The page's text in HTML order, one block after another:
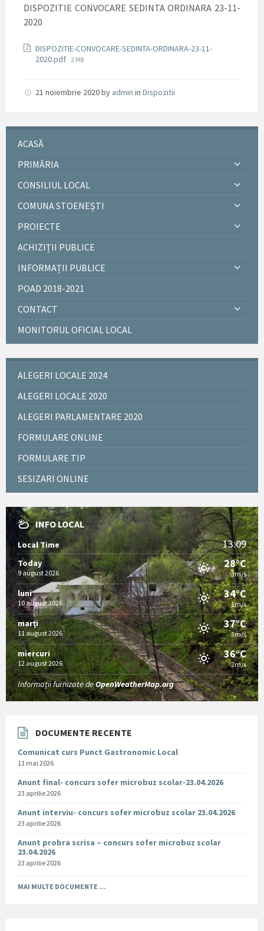
DISPOZITIE CONVOCARE SEDINTA ORDINARA 23-11-
2020
Documente
DISPOZITIE-CONVOCARE-SEDINTA-ORDINARA-23-11-
2020.pdf File
2 MB
21 noiembrie 2020by admin in Dispozitii
ACASĂ
PRIMĂRIA
CONSILIUL LOCAL
COMUNA STOENEȘTI
PROIECTE
ACHIZIȚII PUBLICE
INFORMAȚII PUBLICE
POAD 2018-2021
CONTACT
MONITORUL OFICIAL LOCAL
ALEGERI LOCALE 2024
ALEGERI LOCALE 2020
ALEGERI PARLAMENTARE 2020
FORMULARE ONLINE
FORMULARE TIP
SESIZARI ONLINE
INFO LOCAL
Local Time 13:09
Today
9 august 2026
28°C
3m/s
luni
10 august 2026
34°C
1m/s
marți
11 august 2026
37°C
3m/s
miercuri
12 august 2026
36°C
2m/s
Informații furnizate deOpenWeatherMap.org
DOCUMENTE RECENTE
Comunicat curs Punct Gastronomic Local
11 mai 2026
Anunt final- concurs sofer microbuz scolar-23.04.2026
23 aprilie 2026
Anunt interviu- concurs sofer microbuz scolar 23.04.2026
23 aprilie 2026
Anunt probra scrisa – concurs sofer microbuz scolar
23.04.2026
23 aprilie 2026
MAI MULTE DOCUMENTE ...